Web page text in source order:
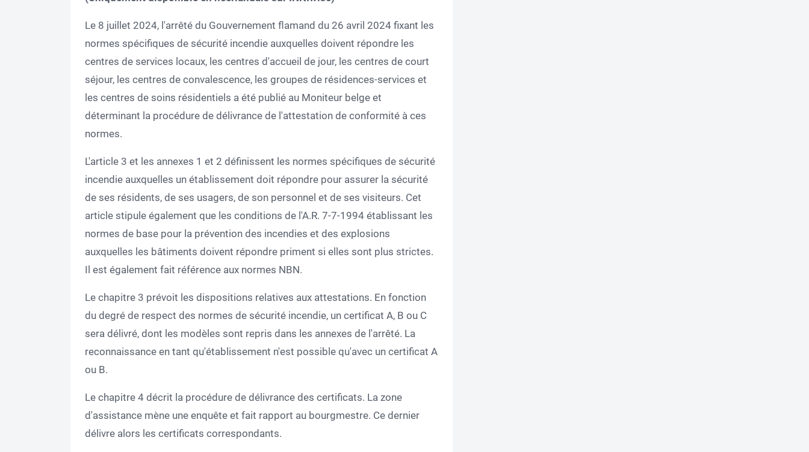
Le 8 juillet 2024, l'arrêté du Gouvernement flamand du 26 avril 2024 fixant les
normes spécifiques de sécurité incendie auxquelles doivent répondre les
centres de services locaux, les centres d'accueil de jour, les centres de court
séjour, les centres de convalescence, les groupes de résidences-services et
les centres de soins résidentiels a été publié au Moniteur belge et
déterminant la procédure de délivrance de l'attestation de conformité à ces
normes.
L'article 3 et les annexes 1 et 2 définissent les normes spécifiques de sécurité
incendie auxquelles un établissement doit répondre pour assurer la sécurité
de ses résidents, de ses usagers, de son personnel et de ses visiteurs. Cet
article stipule également que les conditions de l'A.R. 7-7-1994 établissant les
normes de base pour la prévention des incendies et des explosions
auxquelles les bâtiments doivent répondre priment si elles sont plus strictes.
Il est également fait référence aux normes NBN.
Le chapitre 3 prévoit les dispositions relatives aux attestations. En fonction
du degré de respect des normes de sécurité incendie, un certificat A, B ou C
sera délivré, dont les modèles sont repris dans les annexes de l'arrêté. La
reconnaissance en tant qu'établissement n'est possible qu'avec un certificat A
ou B.
Le chapitre 4 décrit la procédure de délivrance des certificats. La zone
d'assistance mène une enquête et fait rapport au bourgmestre. Ce dernier
délivre alors les certificats correspondants.